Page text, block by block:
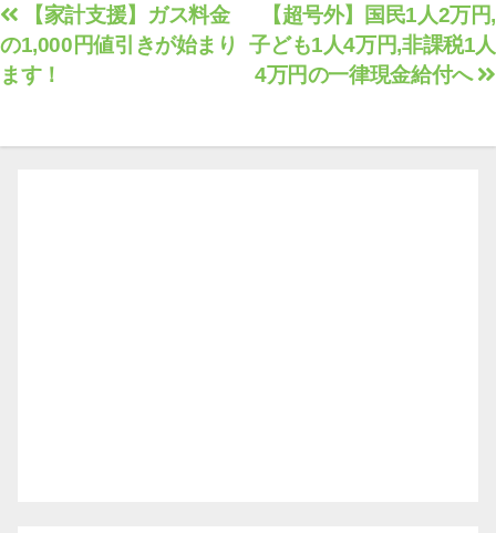
投
稿
ナ
ゲ
【超号外】国民1人2万円,
子ども1人4万円,非課税1人
4万円の一律現金給付へ
【家計支援】ガス料金
の1,000円値引きが始まり
ます！